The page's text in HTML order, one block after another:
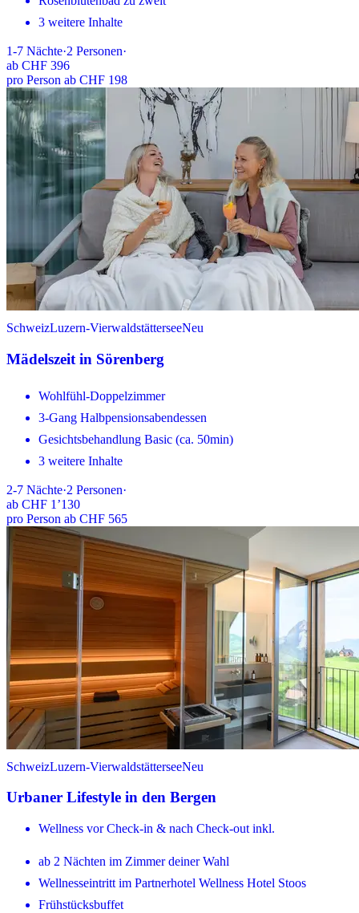
3 weitere Inhalte
1-7 Nächte·2 Personen·
ab CHF 396
pro Person ab CHF 198
SchweizLuzern-VierwaldstätterseeNeu
Mädelszeit in Sörenberg
Wohlfühl-Doppelzimmer
3-Gang Halbpensionsabendessen
Gesichtsbehandlung Basic (ca. 50min)
3 weitere Inhalte
2-7 Nächte·2 Personen·
ab CHF 1’130
pro Person ab CHF 565
SchweizLuzern-VierwaldstätterseeNeu
Urbaner Lifestyle in den Bergen
Wellness vor Check-in & nach Check-out inkl.
ab 2 Nächten im Zimmer deiner Wahl
Wellnesseintritt im Partnerhotel Wellness Hotel Stoos
Frühstücksbuffet